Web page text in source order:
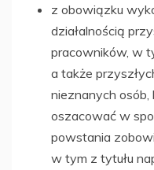
z obowiązku
działalnością
pracowników, w
a także
nieznanych
oszacować w
powstania
w tym z tytułu